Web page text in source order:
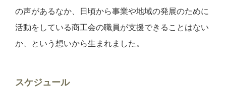
の声があるなか、日頃から事業や地域の発展のために
活動をしている商工会の職員が支援できることはない
か、という想いから生まれました。
スケジュール